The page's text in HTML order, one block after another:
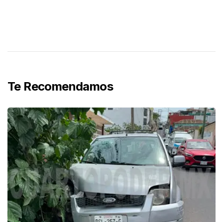
Te Recomendamos